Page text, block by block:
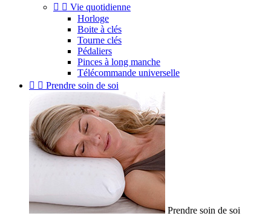
  Vie quotidienne
Horloge
Boite à clés
Tourne clés
Pédaliers
Pinces à long manche
Télécommande universelle
  Prendre soin de soi
Prendre soin de soi